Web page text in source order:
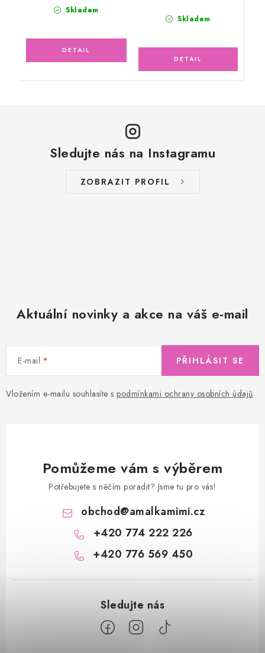
Skladem
Skladem
Sledujte nás na Instagramu
ZOBRAZIT PROFIL
Aktuální novinky a akce na váš e-mail
E-mail
Vložením e-mailu souhlasíte s podmínkami ochrany osobních údajů
PŘIHLÁSIT SE
Pomůžeme vám s výběrem
Potřebujete s něčím poradit? Jsme tu pro vás!
obchod@amalkamimi.cz
+420 774 222 226
+420 776 569 450